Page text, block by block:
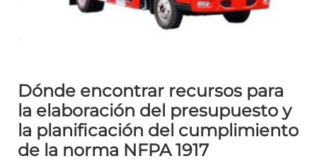
Dónde encontrar recursos para
la elaboración del presupuesto y
la planificación del cumplimiento
de la norma NFPA 1917